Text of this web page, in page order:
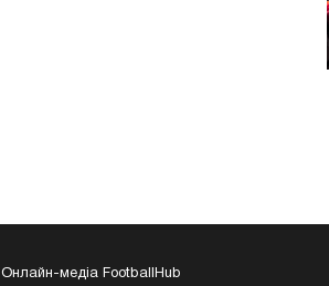
Онлайн-медіа FootballHub